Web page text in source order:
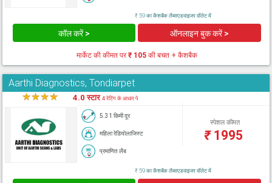
₹ 59 का कैशबैक लैब्सएडवाइजर वॉलेट में
कॉल करें > ऑनलाइन बुक करें >
मार्केट की कीमत पर₹ 105की बचत + कैशबैक
Aarthi Diagnostics, Tondiarpet
★★★★ 4.0 स्टार4 रेटिंग के आधार पे
5.31 किमी दूर
महिला रेडियोलाजिस्ट
प्रमाणित लैब
स्पेशल कीमत
₹1995
₹ 59 का कैशबैक लैब्सएडवाइजर वॉलेट में